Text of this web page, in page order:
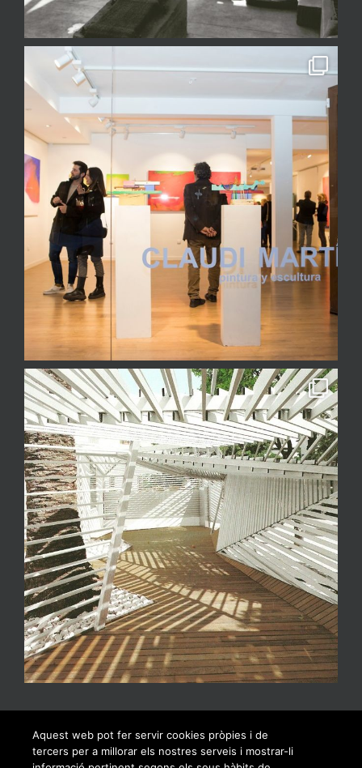
Aquest web pot fer servir cookies pròpies i de
tercers per a millorar els nostres serveis i mostrar-li